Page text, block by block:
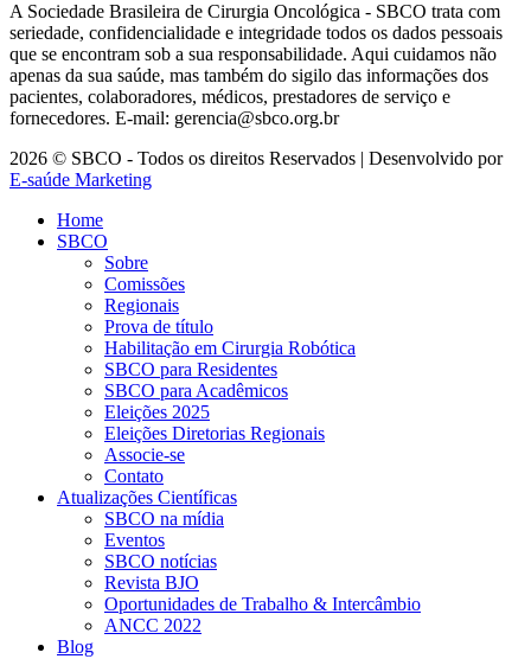
A Sociedade Brasileira de Cirurgia Oncológica - SBCO trata com
seriedade, confidencialidade e integridade todos os dados pessoais
que se encontram sob a sua responsabilidade. Aqui cuidamos não
apenas da sua saúde, mas também do sigilo das informações dos
pacientes, colaboradores, médicos, prestadores de serviço e
fornecedores. E-mail: gerencia@sbco.org.br
2026 © SBCO - Todos os direitos Reservados | Desenvolvido por
E-saúde Marketing
Home
SBCO
Sobre
Comissões
Regionais
Prova de título
Habilitação em Cirurgia Robótica
SBCO para Residentes
SBCO para Acadêmicos
Eleições 2025
Eleições Diretorias Regionais
Associe-se
Contato
Atualizações Científicas
SBCO na mídia
Eventos
SBCO notícias
Revista BJO
Oportunidades de Trabalho & Intercâmbio
ANCC 2022
Blog